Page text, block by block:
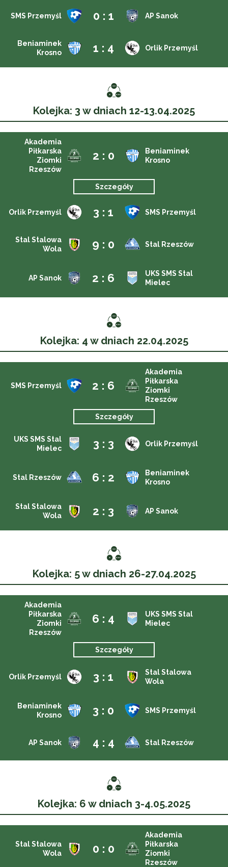
SMS Przemyśl 0 : 1 AP Sanok
Beniaminek
Krosno
1 : 4 Orlik Przemyśl
Kolejka: 3 w dniach 12-13.04.2025
Akademia
Piłkarska
Ziomki
Rzeszów
2 : 0
Beniaminek
Krosno
Szczegóły
Orlik Przemyśl 3 : 1 SMS Przemyśl
Stal Stalowa
Wola
9 : 0 Stal Rzeszów
AP Sanok 2 : 6
UKS SMS Stal
Mielec
Kolejka: 4 w dniach 22.04.2025
SMS Przemyśl 2 : 6
Akademia
Piłkarska
Ziomki
Rzeszów
Szczegóły
UKS SMS Stal
Mielec
3 : 3 Orlik Przemyśl
Stal Rzeszów 6 : 2
Beniaminek
Krosno
Stal Stalowa
Wola
2 : 3 AP Sanok
Kolejka: 5 w dniach 26-27.04.2025
Akademia
Piłkarska
Ziomki
Rzeszów
6 : 4
UKS SMS Stal
Mielec
Szczegóły
Orlik Przemyśl 3 : 1
Stal Stalowa
Wola
Beniaminek
Krosno
3 : 0 SMS Przemyśl
AP Sanok 4 : 4 Stal Rzeszów
Kolejka: 6 w dniach 3-4.05.2025
Stal Stalowa
Wola
0 : 0
Akademia
Piłkarska
Ziomki
Rzeszów